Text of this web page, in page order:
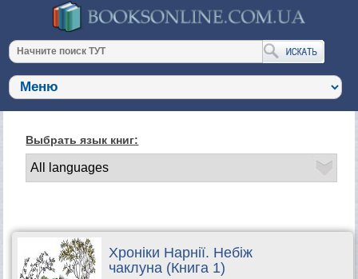
Выбрать язык книг:
Хроніки Нарнії. Небіж
чаклуна (Книга 1)